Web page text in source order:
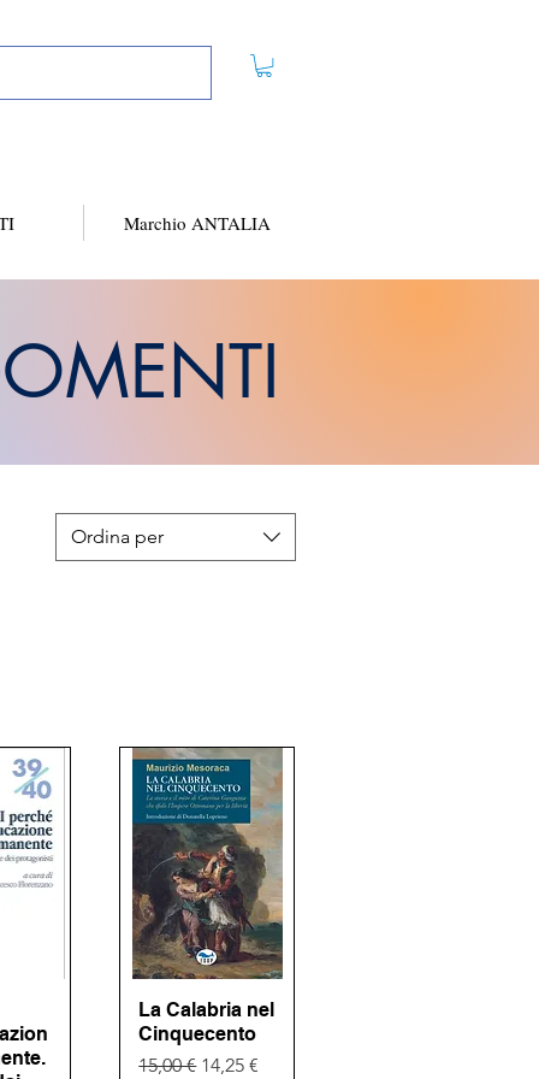
Marchio ANTALIA
Ordina per
Vista rapida
La Calabria nel
Cinquecento
Prezzo regolare
15,00 € Prezzo scontato
14,25 €